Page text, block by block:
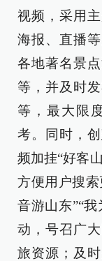
视频，采用
海报、直播
各地著名景
等，并及时
等，最大限
考。同时，
频加挂“好客
方便用户搜
音游山东”“
动，号召广
旅资源；及